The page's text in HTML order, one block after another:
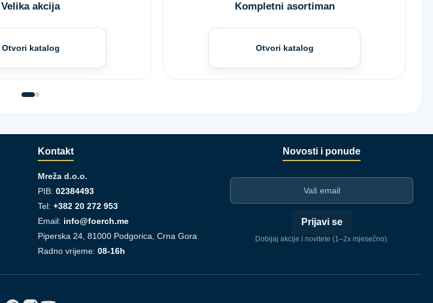
Velika akcija
Otvori katalog
Kompletni asortiman
Otvori katalog
Kontakt
Mreža d.o.o.
PIB: 02384493
Tel: +382 20 272 953
Email: info@foerch.me
Piperska 24, 81000 Podgorica, Crna Gora
Radno vrijeme: 08-16h
Novosti i ponude
Prijavi se
Dobijaj akcije i novitete (1–2x mjesečno).